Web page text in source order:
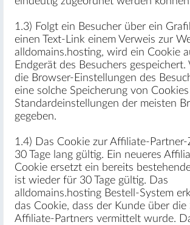
1.3) Folgt ein Besucher über ein
einen Text-Link einem Verweis zur
alldomains.hosting, wird ein Cookie
Endgerät des Besuchers gespeichert.
die Browser-Einstellungen des
eine solche Speicherung von
Standardeinstellungen der meisten
gegeben.
1.4) Das Cookie zur Affiliate-
30 Tage lang gültig. Ein neueres
Cookie ersetzt ein bereits
ist wieder für 30 Tage gültig. Das
alldomains.hosting Bestell-System
das Cookie, dass der Kunde über die
Affiliate-Partners vermittelt wurde.